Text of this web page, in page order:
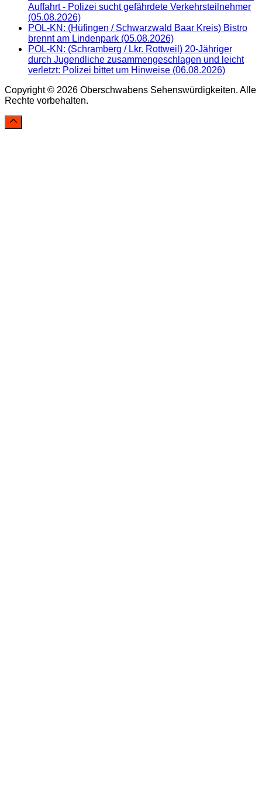
Auffahrt - Polizei sucht gefährdete Verkehrsteilnehmer
(05.08.2026)
POL-KN: (Hüfingen / Schwarzwald Baar Kreis) Bistro
brennt am Lindenpark (05.08.2026)
POL-KN: (Schramberg / Lkr. Rottweil) 20-Jähriger
durch Jugendliche zusammengeschlagen und leicht
verletzt: Polizei bittet um Hinweise (06.08.2026)
Copyright © 2026 Oberschwabens Sehenswürdigkeiten. Alle
Rechte vorbehalten.